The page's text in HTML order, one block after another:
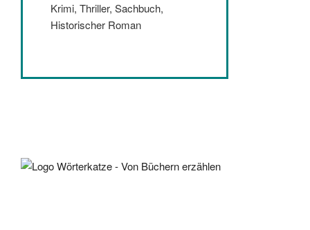
Krimi, Thriller, Sachbuch,
Historischer Roman